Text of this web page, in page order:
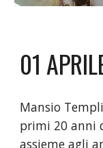
01
Mansio
primi 20 anni
assieme agli